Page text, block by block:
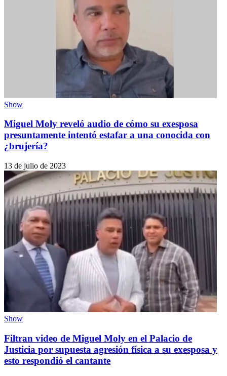
Show
Miguel Moly reveló audio de cómo su exesposa
presuntamente intentó estafar a una conocida con
¿brujería?
13 de julio de 2023
Show
Filtran video de Miguel Moly en el Palacio de
Justicia por supuesta agresión física a su exesposa y
esto respondió el cantante